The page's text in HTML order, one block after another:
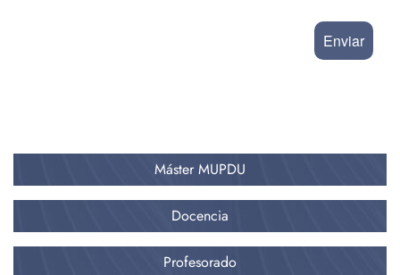
Máster MUPDU
Docencia
Profesorado